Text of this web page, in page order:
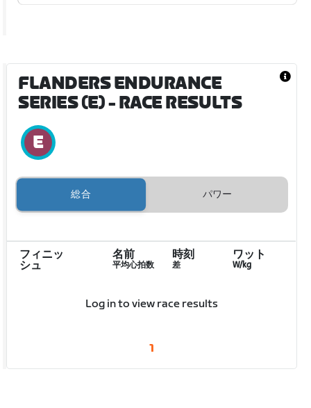
FLANDERS ENDURANCE
SERIES (E)- RACE RESULTS
総合 パワー
フィニッ
シュ
名前
平均心拍数
時刻
差
ワット
W/kg
Log in to view race results
1